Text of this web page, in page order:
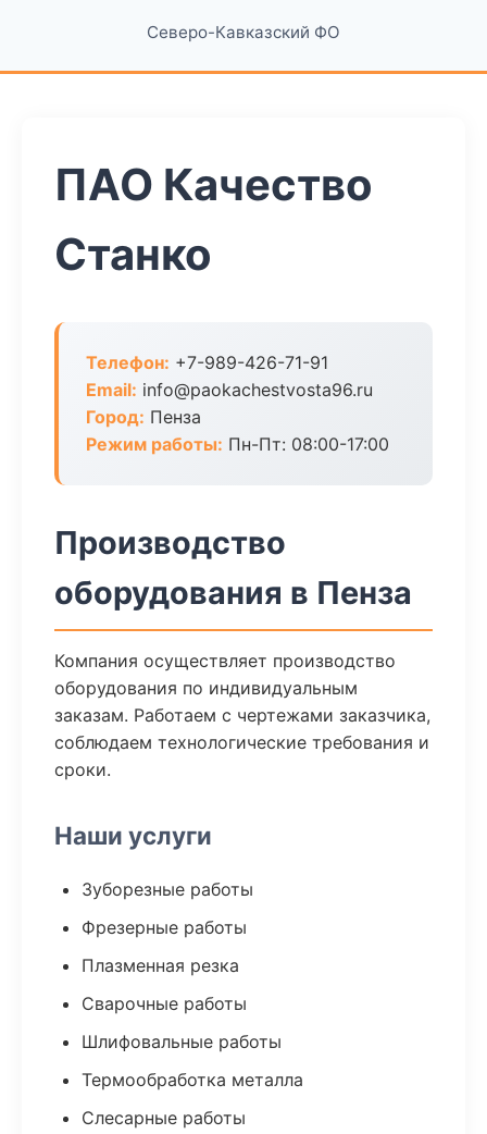
Северо-Кавказский ФО
ПАО Качество
Станко
Телефон: +7-989-426-71-91
Email: info@paokachestvosta96.ru
Город: Пенза
Режим работы: Пн-Пт: 08:00-17:00
Производство
оборудования в Пенза
Компания осуществляет производство
оборудования по индивидуальным
заказам. Работаем с чертежами заказчика,
соблюдаем технологические требования и
сроки.
Наши услуги
Зуборезные работы
Фрезерные работы
Плазменная резка
Сварочные работы
Шлифовальные работы
Термообработка металла
Слесарные работы